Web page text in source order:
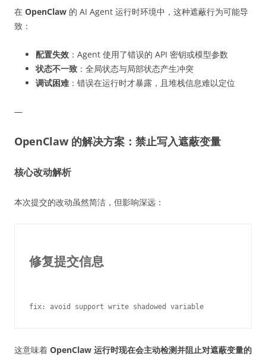
在 OpenClaw 的 AI Agent 运行时环境中，这种遮蔽行为可能导
致：
配置失效 ：Agent 使用了错误的 API 密钥或模型参数
状态不一致 ：全局状态与局部状态产生冲突
调试困难：错误在运行时才暴露，且堆栈信息难以定位
—
OpenClaw 的解决方案：禁止写入遮蔽变量
核心改动解析
本次提交的改动虽然简洁，但影响深远：
修复提交信息
这意味着 OpenClaw 运行时现在会主动检测并阻止对遮蔽变量的